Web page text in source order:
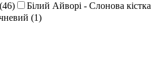
46)
Білий Айворі - Слонова кістка
(1)